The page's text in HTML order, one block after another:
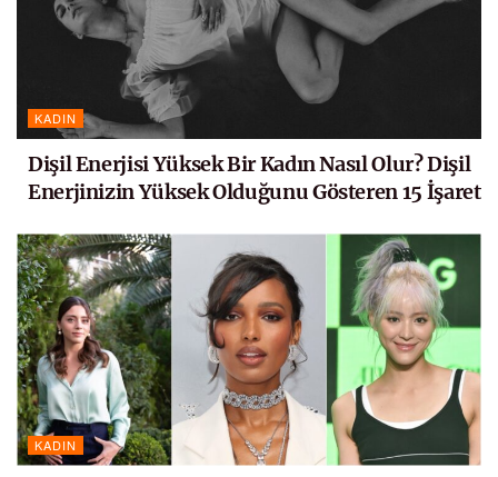
KADIN
Dişil Enerjisi Yüksek Bir Kadın Nasıl Olur? Dişil
Enerjinizin Yüksek Olduğunu Gösteren 15 İşaret
KADIN